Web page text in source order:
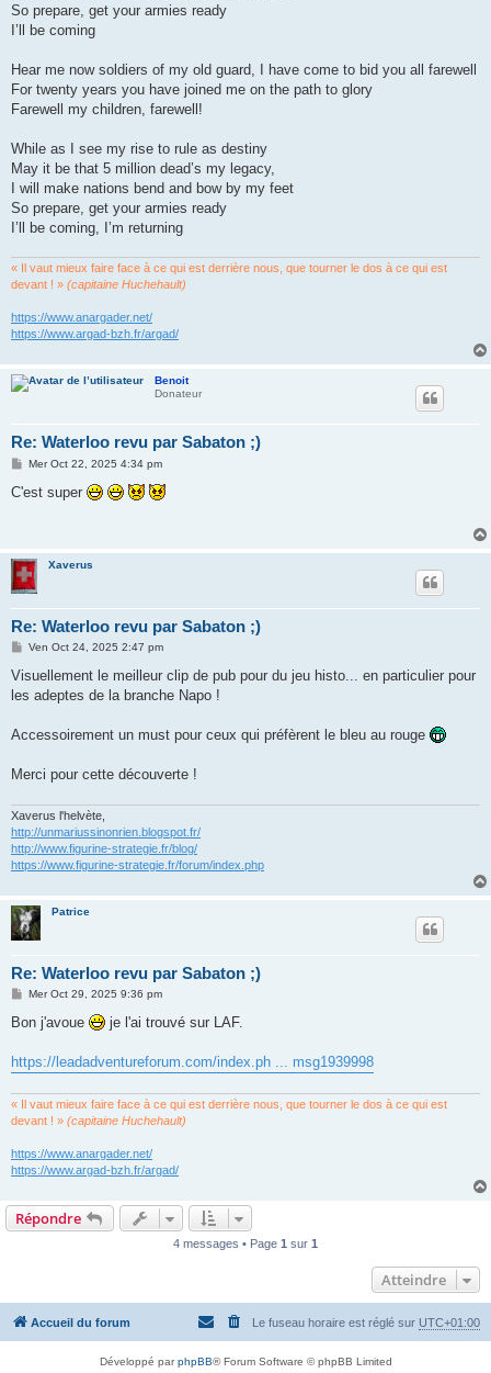
So prepare, get your armies ready
I’ll be coming
Hear me now soldiers of my old guard, I have come to bid you all farewell
For twenty years you have joined me on the path to glory
Farewell my children, farewell!
While as I see my rise to rule as destiny
May it be that 5 million dead’s my legacy,
I will make nations bend and bow by my feet
So prepare, get your armies ready
I’ll be coming, I’m returning
« Il vaut mieux faire face à ce qui est derrière nous, que tourner le dos à ce qui est
devant ! » (capitaine Huchehault)
https://www.anargader.net/
https://www.argad-bzh.fr/argad/
Benoit
Donateur
Re: Waterloo revu par Sabaton ;)
M
s
Mer Oct 22, 2025 4:34 pm
C'est super
Xaverus
Re: Waterloo revu par Sabaton ;)
M
s
a
Ven Oct 24, 2025 2:47 pm
Visuellement le meilleur clip de pub pour du jeu histo... en particulier pour
les adeptes de la branche Napo !
Accessoirement un must pour ceux qui préfèrent le bleu au rouge
Merci pour cette découverte !
Xaverus l'helvète,
http://unmariussinonrien.blogspot.fr/
http://www.figurine-strategie.fr/blog/
https://www.figurine-strategie.fr/forum/index.php
Patrice
Re: Waterloo revu par Sabaton ;)
M
s
g
e
Mer Oct 29, 2025 9:36 pm
Bon j'avoue je l'ai trouvé sur LAF.
https://leadadventureforum.com/index.ph ... msg1939998
« Il vaut mieux faire face à ce qui est derrière nous, que tourner le dos à ce qui est
devant ! » (capitaine Huchehault)
https://www.anargader.net/
https://www.argad-bzh.fr/argad/
Répondre
4 messages • Page 1 sur 1
Atteindre
Accueil du forum Le fuseau horaire est réglé sur UTC+01:00
Développé parphpBB® Forum Software © phpBB Limited